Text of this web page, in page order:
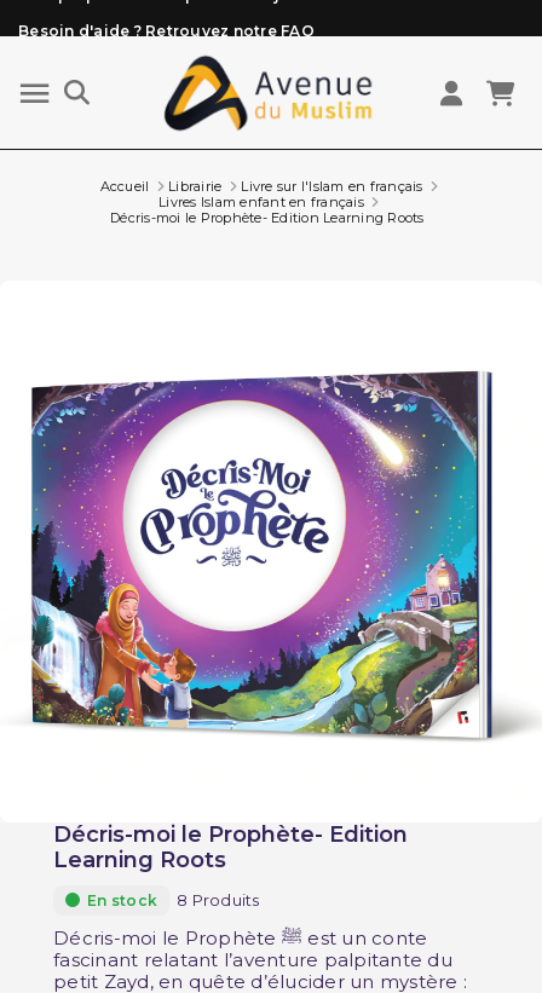
Livraison offerte à partir de 89€ d'achat*
Les Commandes passées avant 15h (lun au Vend)
sont préparées et expédiées le jour même
Accueil Librairie
Livre sur l'Islam en français
Livres Islam enfant en français
Décris-moi le Prophète- Edition Learning Roots
Décris-moi le Prophète- Edition
Learning Roots
En stock 8 Produits
Décris-moi le Prophète ﷺ est un conte
fascinant relatant l’aventure palpitante du
petit Zayd, en quête d’élucider un mystère :